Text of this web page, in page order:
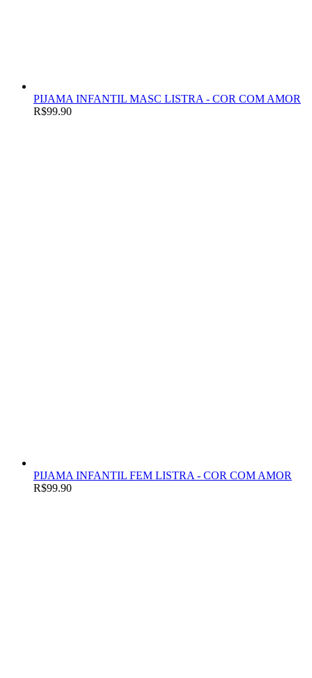
PIJAMA INFANTIL MASC LISTRA - COR COM AMOR
R$99.90
PIJAMA INFANTIL FEM LISTRA - COR COM AMOR
R$99.90